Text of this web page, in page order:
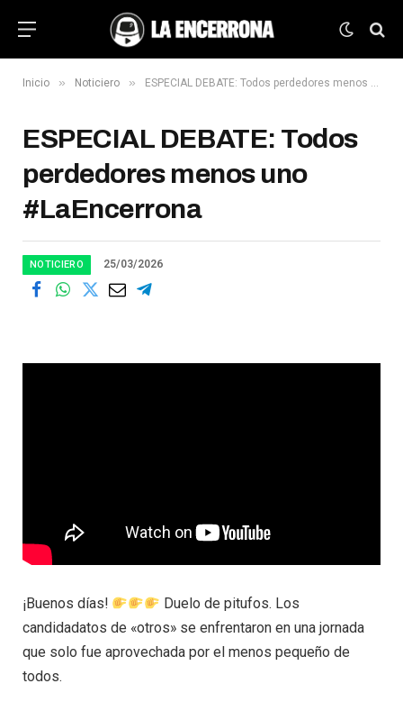
Inicio » Noticiero » ESPECIAL DEBATE: Todos perdedores menos uno #LaEncerrona
ESPECIAL DEBATE: Todos
perdedores menos uno
#LaEncerrona
NOTICIERO 25/03/2026
¡Buenos días!
Duelo de pitufos. Los
candidadatos de «otros» se enfrentaron en una jornada
que solo fue aprovechada por el menos pequeño de
todos.